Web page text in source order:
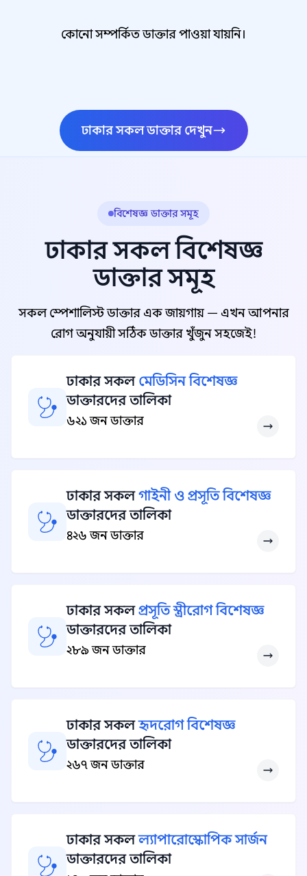
কোনো সম্পর্কিত ডাক্তার পাওয়া যায়নি।
ঢাকার সকল ডাক্তার দেখুন
বিশেষজ্ঞ ডাক্তার সমূহ
ঢাকার সকল বিশেষজ্ঞ
ডাক্তার সমূহ
সকল স্পেশালিস্ট ডাক্তার এক জায়গায় — এখন আপনার
রোগ অনুযায়ী সঠিক ডাক্তার খুঁজুন সহজেই!
ঢাকার সকল মেডিসিন বিশেষজ্ঞ
ডাক্তারদের তালিকা
৬২১ জন ডাক্তার
ঢাকার সকলগাইনী ও প্রসূতি বিশেষজ্ঞ
ডাক্তারদের তালিকা
৪২৬ জন ডাক্তার
ঢাকার সকলপ্রসূতি স্ত্রীরোগ বিশেষজ্ঞ
ডাক্তারদের তালিকা
২৮৯ জন ডাক্তার
ঢাকার সকলহৃদরোগ বিশেষজ্ঞ
ডাক্তারদের তালিকা
২৬৭ জন ডাক্তার
ঢাকার সকলল্যাপারোস্কোপিক সার্জন
ডাক্তারদের তালিকা